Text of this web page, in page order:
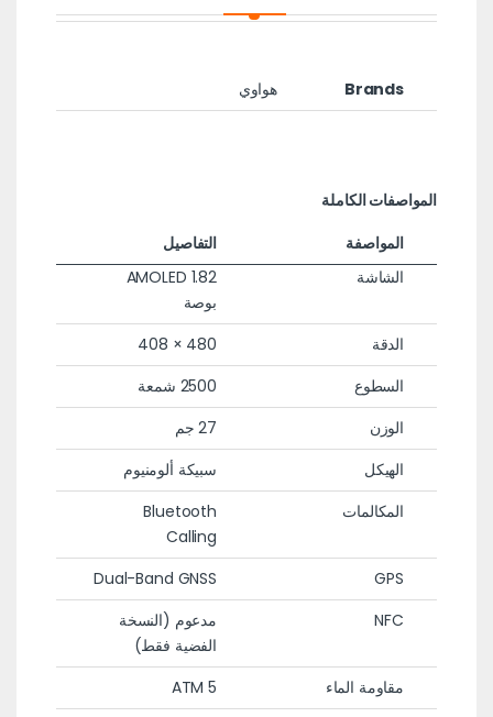
Brands هواوي
المواصفات الكاملة
المواصفة
التفاصيل
الشاشة
AMOLED 1.82
بوصة
الدقة
480 × 408
السطوع
2500 شمعة
الوزن
27 جم
الهيكل
سبيكة ألومنيوم
المكالمات
Bluetooth
Calling
GPS
Dual-Band GNSS
NFC
مدعوم (النسخة
الفضية فقط)
مقاومة الماء
5 ATM